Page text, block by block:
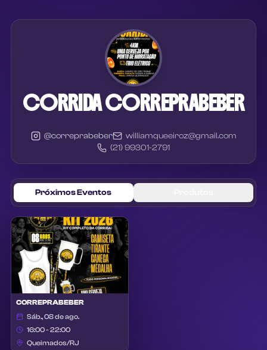
CORRIDA CORREPRABEBER
@correprabeber
williamqueeiroz@gmail.com
(21) 99301-2791
Próximos Eventos
CORREPRABEBER
Sáb., 08 de ago.
16:00 - 22:00
Queimados/RJ